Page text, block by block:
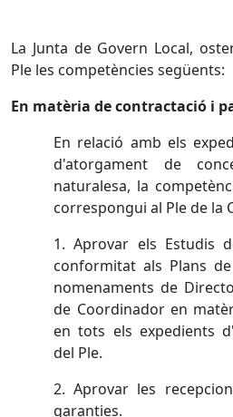
La Junta de Govern Local,
Ple les competències següents:
En matèria de contractació i
En relació amb els
d'atorgament de
naturalesa, la
correspongui al Ple de la
1. Aprovar els Estudis
conformitat als Plans
nomenaments de
de Coordinador en
en tots els expedients
del Ple.
2. Aprovar les
garanties.